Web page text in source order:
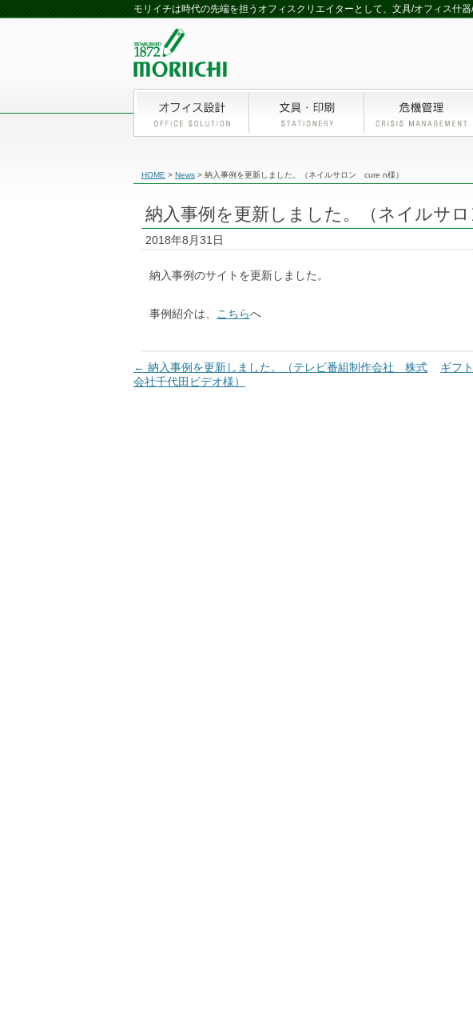
モリイチは時代の先端を担うオフィスクリエイターとして、文具/オフィス什
HOME > News > 納入事例を更新しました。（ネイルサロン cure n様）
納入事例を更新しました。（ネイルサ
2018年8月31日
納入事例のサイトを更新しました。
事例紹介は、 こちらへ
Post navigation
← 納入事例を更新しました。（テレビ番組制作会社 株式
会社千代田ビデオ様）
ギフ